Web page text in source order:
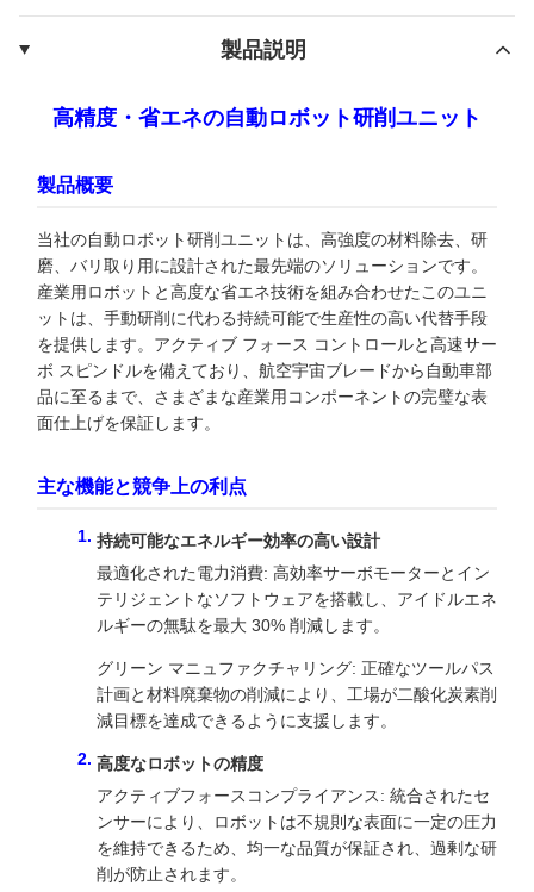
製品説明
高精度・省エネの自動ロボット研削ユニット
製品概要
当社の自動ロボット研削ユニットは、高強度の材料除去、研
磨、バリ取り用に設計された最先端のソリューションです。
産業用ロボットと高度な省エネ技術を組み合わせたこのユニ
ットは、手動研削に代わる持続可能で生産性の高い代替手段
を提供します。アクティブ フォース コントロールと高速サー
ボ スピンドルを備えており、航空宇宙ブレードから自動車部
品に至るまで、さまざまな産業用コンポーネントの完璧な表
面仕上げを保証します。
主な機能と競争上の利点
持続可能なエネルギー効率の高い設計
最適化された電力消費: 高効率サーボモーターとイン
テリジェントなソフトウェアを搭載し、アイドルエネ
ルギーの無駄を最大 30% 削減します。
グリーン マニュファクチャリング: 正確なツールパス
計画と材料廃棄物の削減により、工場が二酸化炭素削
減目標を達成できるように支援します。
高度なロボットの精度
アクティブフォースコンプライアンス: 統合されたセ
ンサーにより、ロボットは不規則な表面に一定の圧力
を維持できるため、均一な品質が保証され、過剰な研
削が防止されます。